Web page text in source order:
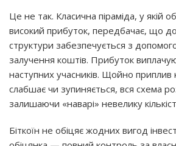
Це не так. Класична піраміда, у якій
високий прибуток, передбачає, що
структури забезпечується з
залучення коштів. Прибуток
наступних учасників. Щойно приплив
слабшає чи зупиняється, вся схема
залишаючи «наварі» невелику
Біткоїн не обіцяє жодних вигод